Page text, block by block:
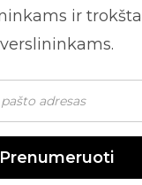
ir
verslininkams.
Prenumeruoti